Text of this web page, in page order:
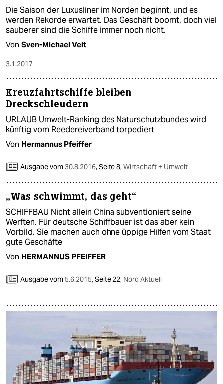
Die Saison der Luxusliner im Norden beginnt, und es
werden Rekorde erwartet. Das Geschäft boomt, doch viel
sauberer sind die Schiffe immer noch nicht.
Von Sven-Michael Veit
3.1.2017
Kreuzfahrtschiffe bleiben
Dreckschleudern
URLAUB Umwelt-Ranking des Naturschutzbundes wird
künftig vom Reedereiverband torpediert
Von Hermannus Pfeiffer
Ausgabe vom30.8.2016,Seite 8,Wirtschaft + Umwelt
„Was schwimmt, das geht“
SCHIFFBAU Nicht allein China subventioniert seine
Werften. Für deutsche Schiffbauer ist das aber kein
Vorbild. Sie machen auch ohne üppige Hilfen vom Staat
gute Geschäfte
Von HERMANNUS PFEIFFER
Ausgabe vom 5.6.2015,Seite 22, Nord Aktuell